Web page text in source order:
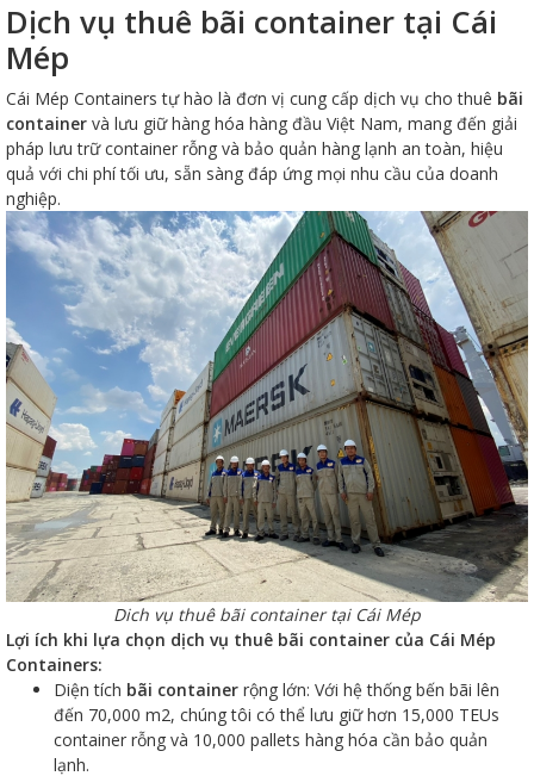
Dịch vụ thuê bãi container tại Cái
Mép
Cái Mép Containers tự hào là đơn vị cung cấp dịch vụ cho thuê bãi
container và lưu giữ hàng hóa hàng đầu Việt Nam, mang đến giải
pháp lưu trữ container rỗng và bảo quản hàng lạnh an toàn, hiệu
quả với chi phí tối ưu, sẵn sàng đáp ứng mọi nhu cầu của doanh
nghiệp.
Dich vụ thuê bãi container tại Cái Mép
Lợi ích khi lựa chọn dịch vụ thuê bãi container của Cái Mép
Containers:
Diện tích bãi container rộng lớn: Với hệ thống bến bãi lên
đến 70,000 m2, chúng tôi có thể lưu giữ hơn 15,000 TEUs
container rỗng và 10,000 pallets hàng hóa cần bảo quản
lạnh.